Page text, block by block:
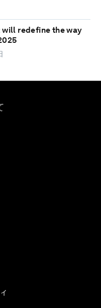
redefine the way